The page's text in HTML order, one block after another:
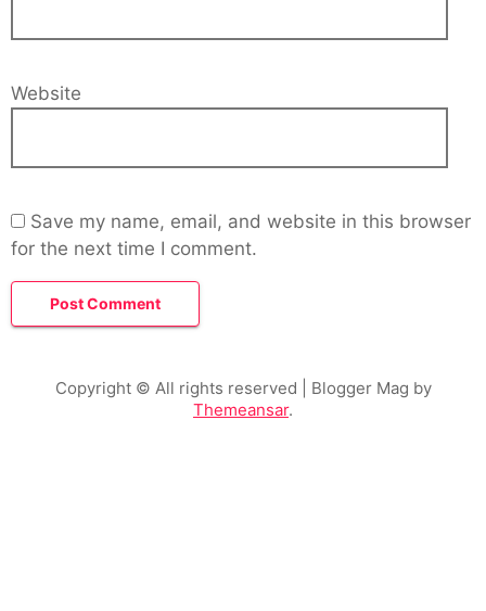
Website
Save my name, email, and website in this browser
for the next time I comment.
Copyright © All rights reserved | Blogger Mag by
Themeansar.